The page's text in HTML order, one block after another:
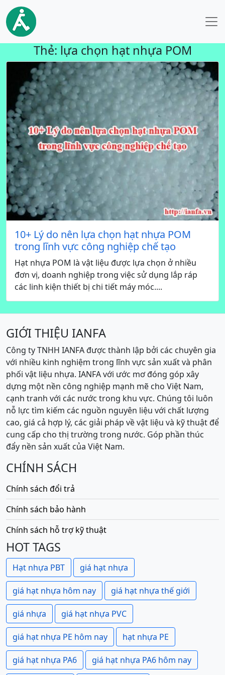
Thẻ: lựa chọn hạt nhựa POM
10+ Lý do nên lựa chọn hạt nhựa POM
trong lĩnh vực công nghiệp chế tạo
Hạt nhựa POM là vật liệu được lựa chọn ở nhiều
đơn vị, doanh nghiệp trong việc sử dụng lắp ráp
các linh kiện thiết bị chi tiết máy móc....
GIỚI THIỆU IANFA
Công ty TNHH IANFA được thành lập bởi các chuyên gia
với nhiều kinh nghiệm trong lĩnh vực sản xuất và phân
phối vật liệu nhựa. IANFA với ước mơ đóng góp xây
dựng một nền công nghiệp mạnh mẽ cho Việt Nam,
cạnh tranh với các nước trong khu vực. Chúng tôi luôn
nỗ lực tìm kiếm các nguồn nguyên liệu với chất lượng
cao, giá cả hợp lý, các giải pháp về vật liệu và kỹ thuật để
cung cấp cho thị trường trong nước. Góp phần thúc
đẩy nền sản xuất của Việt Nam.
CHÍNH SÁCH
Chính sách đổi trả
Chính sách bảo hành
Chính sách hỗ trợ kỹ thuật
HOT TAGS
Hạt nhựa PBT giá hạt nhựa
giá hạt nhựa hôm nay giá hạt nhựa thế giới
giá nhựa giá hạt nhựa PVC
giá hạt nhựa PE hôm nay hạt nhựa PE
giá hạt nhựa PA6 giá hạt nhựa PA6 hôm nay